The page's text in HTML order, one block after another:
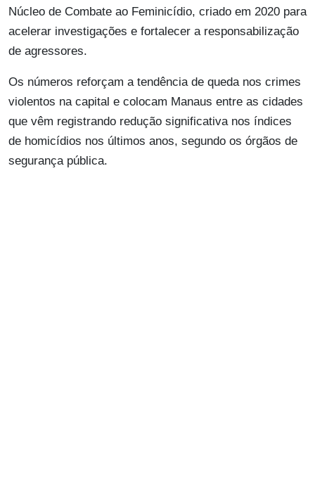
Núcleo de Combate ao Feminicídio, criado em 2020 para
acelerar investigações e fortalecer a responsabilização
de agressores.
Os números reforçam a tendência de queda nos crimes
violentos na capital e colocam Manaus entre as cidades
que vêm registrando redução significativa nos índices
de homicídios nos últimos anos, segundo os órgãos de
segurança pública.